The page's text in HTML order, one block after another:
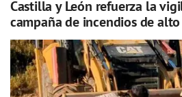
Castilla y León refuerza la
campaña de incendios de